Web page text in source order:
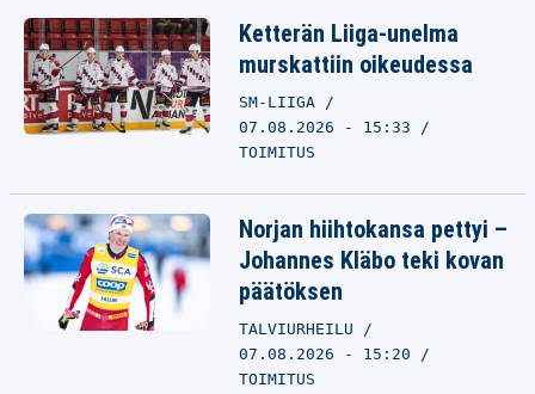
Ketterän Liiga-unelma
murskattiin oikeudessa
SM-LIIGA
07.08.2026 - 15:33
TOIMITUS
Norjan hiihtokansa pettyi –
Johannes Kläbo teki kovan
päätöksen
TALVIURHEILU
07.08.2026 - 15:20
TOIMITUS